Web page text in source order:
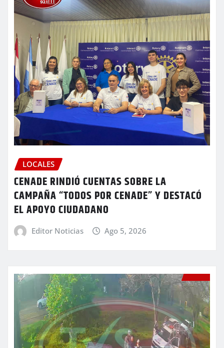
LOCALES
CENADE RINDIÓ CUENTAS SOBRE LA
CAMPAÑA “TODOS POR CENADE” Y DESTACÓ
EL APOYO CIUDADANO
Editor Noticias Ago 5, 2026